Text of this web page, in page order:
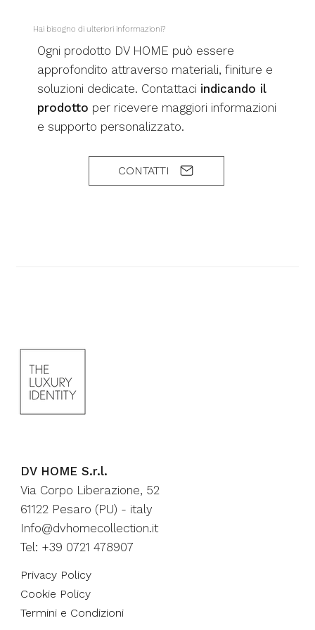
Hai bisogno di ulteriori informazioni?
Ogni prodotto DV HOME può essere
approfondito attraverso materiali, finiture e
soluzioni dedicate. Contattaci indicando il
prodotto per ricevere maggiori informazioni
e supporto personalizzato.
CONTATTI
DV HOME S.r.l.
Via Corpo Liberazione, 52
61122 Pesaro (PU) - italy
Info@dvhomecollection.it
Tel: +39 0721 478907
Privacy Policy
Cookie Policy
Termini e Condizioni